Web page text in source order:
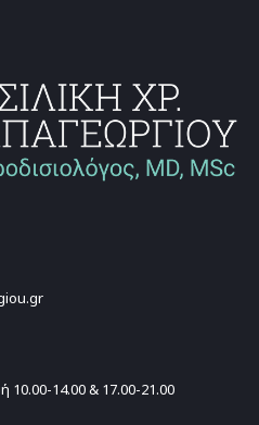
10.00-14.00 & 17.00-21.00